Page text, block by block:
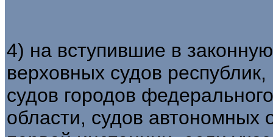
4) на вступившие в
верховных судов
судов городов
области, судов автономных